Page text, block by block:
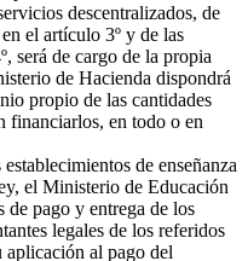
descentralizados, de
el artículo 3º y de las
será de cargo de la propia
de Hacienda dispondrá
propio de las cantidades
financiarlos, en todo o en
de enseñanza
el Ministerio de Educación
de pago y entrega de los
legales de los referidos
aplicación al pago del